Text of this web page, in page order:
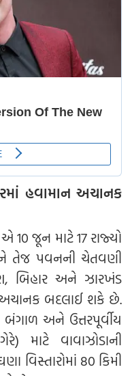
હવામાન અચાનક
10 જૂન માટે 17 રાજ્યો
તેજ પવનની ચેતવણી
બિહાર અને ઝારખંડ
અચાનક બદલાઈ શકે છે.
અને ઉત્તરપૂર્વીય
માટે વાવાઝોડાની
વિસ્તારોમાં 80 કિમી